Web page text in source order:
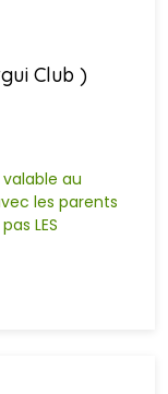
Club )
au
les parents
LES